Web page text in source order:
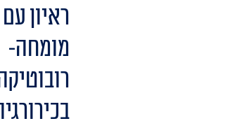
ראיון עם
מומחה-